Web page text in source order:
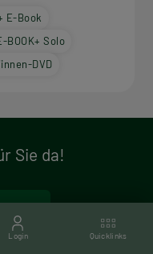
E-Book
BOOK+ Solo
DVD
Sie da!
Login Quicklinks